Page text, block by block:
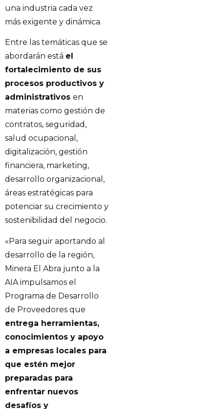
una industria cada vez
más exigente y dinámica.
Entre las temáticas que se
abordarán está el
fortalecimiento de sus
procesos productivos y
administrativos en
materias como gestión de
contratos, seguridad,
salud ocupacional,
digitalización, gestión
financiera, marketing,
desarrollo organizacional,
áreas estratégicas para
potenciar su crecimiento y
sostenibilidad del negocio.
«Para seguir aportando al
desarrollo de la región,
Minera El Abra junto a la
AIA impulsamos el
Programa de Desarrollo
de Proveedores que
entrega herramientas,
conocimientos y apoyo
a empresas locales para
que estén mejor
preparadas para
enfrentar nuevos
desafíos y